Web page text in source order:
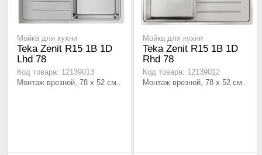
Мойка для кухни
Teka Zenit R15 1B 1D
Lhd 78
Код товара: 12139013
Монтаж врезной, 78 х 52 см..
Мойка для кухни
Teka Zenit R15 1B 1D
Rhd 78
Код товара: 12139012
Монтаж врезной, 78 х 52 см..